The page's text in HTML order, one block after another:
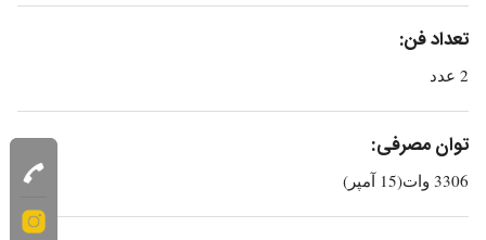
تعداد فن:
2 عدد
توان مصرفی:
3306 وات(15 آمپر)